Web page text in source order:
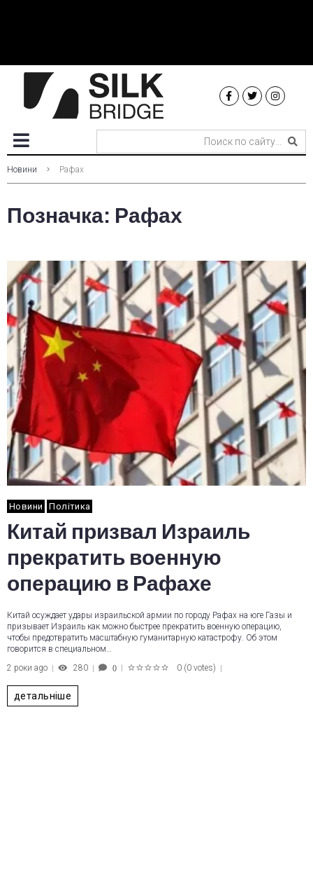
Новини Рафах
Позначка: Рафах
Новини Політика
Китай призвал Израиль
прекратить военную
операцию в Рафахе
Китай осуждает удары израильской армии по городу Рафах на юге Газы и
призывает Израиль как можно быстрее прекратить военную операцию,
чтобы предотвратить масштабную гуманитарную катастрофу. Об этом
говорится в специальном…
2 роки ago
280 0 0 (0 votes)
детальніше